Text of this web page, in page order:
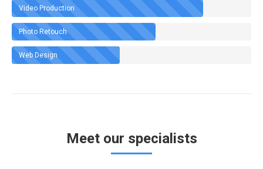
Video Production
Photo Retouch
Web Design
Meet our specialists